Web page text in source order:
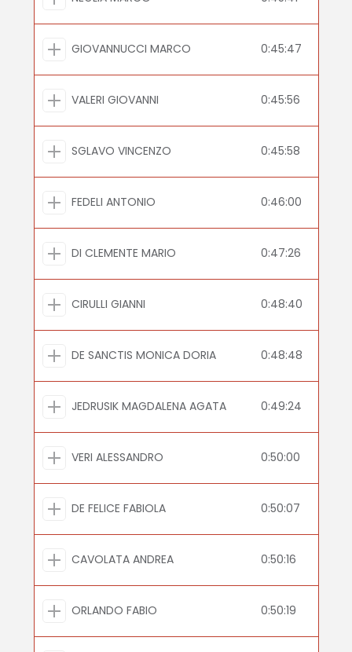
GIOVANNUCCI MARCO 0:45:47
VALERI GIOVANNI 0:45:56
SGLAVO VINCENZO 0:45:58
FEDELI ANTONIO 0:46:00
DI CLEMENTE MARIO 0:47:26
CIRULLI GIANNI 0:48:40
DE SANCTIS MONICA DORIA 0:48:48
JEDRUSIK MAGDALENA AGATA 0:49:24
VERI ALESSANDRO 0:50:00
DE FELICE FABIOLA 0:50:07
CAVOLATA ANDREA 0:50:16
ORLANDO FABIO 0:50:19